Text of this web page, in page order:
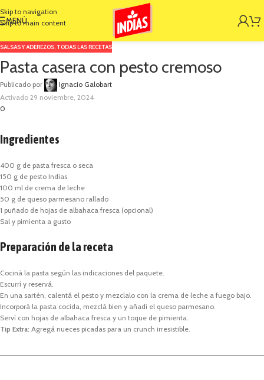
Skip to navigation
Skip to main content
MENÚ
SALSAS Y ADEREZOS TODAS LAS RECETAS
Pasta casera con pesto cremoso
Publicado por
Ignacio Galobart
Activado 29 noviembre, 2024
0
Ingredientes
400 g de pasta fresca o seca
150 g de pesto Indias
100 ml de crema de leche
50 g de queso parmesano rallado
1 puñado de hojas de albahaca fresca (opcional)
Sal y pimienta a gusto
Preparación de la receta
Cociná la pasta según las indicaciones del paquete.
Escurrí y reservá.
En una sartén, calentá el pesto y mezclalo con la crema de leche a fuego bajo.
Incorporá la pasta cocida, mezclá bien y añadí el queso parmesano.
Serví con hojas de albahaca fresca y un toque de pimienta.
Tip Extra: Agregá nueces picadas para un crunch irresistible.